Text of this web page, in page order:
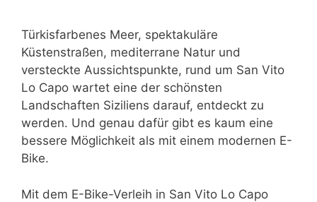
Türkisfarbenes Meer, spektakuläre
Küstenstraßen, mediterrane Natur und
versteckte Aussichtspunkte, rund um San Vito
Lo Capo wartet eine der schönsten
Landschaften Siziliens darauf, entdeckt zu
werden. Und genau dafür gibt es kaum eine
bessere Möglichkeit als mit einem modernen E-
Bike.
Mit dem E-Bike-Verleih in San Vito Lo Capo